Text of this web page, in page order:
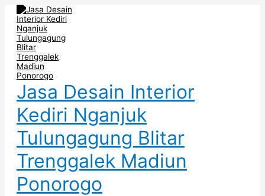
Skip
content
Jasa Desain Interior
Kediri Nganjuk
Tulungagung Blitar
Trenggalek Madiun
Ponorogo
Menu
Post
navigation